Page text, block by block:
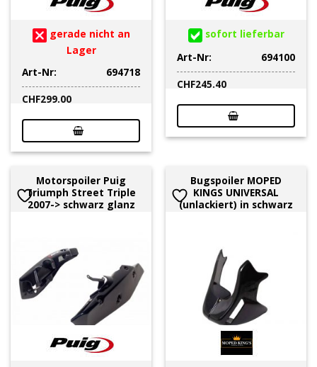
gerade nicht an
Lager
Art-Nr:
694718
CHF299.00
sofort lieferbar
Art-Nr:
694100
CHF245.40
Motorspoiler Puig
Triumph Street Triple
2007-> schwarz glanz
Bugspoiler MOPED
KINGS UNIVERSAL
(unlackiert) in schwarz